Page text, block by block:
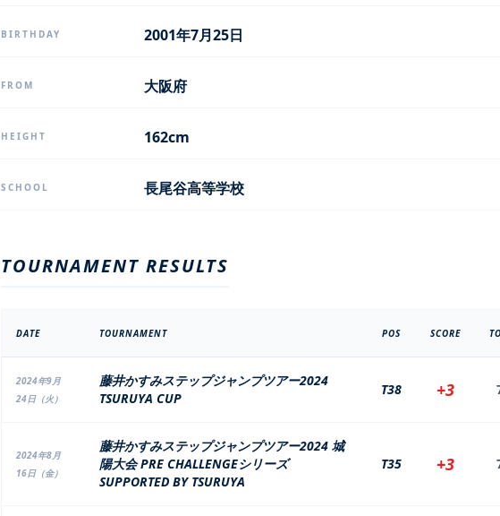
BIRTHDAY 2001年7月25日
FROM 大阪府
HEIGHT 162cm
SCHOOL 長尾谷高等学校
TOURNAMENT RESULTS
DATE TOURNAMENT POS SCORE
2024年9月
24日（火）
藤井かすみステップジャンプツアー2024
TSURUYA CUP
T38 +3
2024年8月
16日（金）
藤井かすみステップジャンプツアー2024 城
陽大会 PRE CHALLENGEシリーズ
SUPPORTED BY TSURUYA
T35 +3